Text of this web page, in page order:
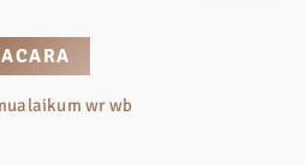
ACARA
wr wb